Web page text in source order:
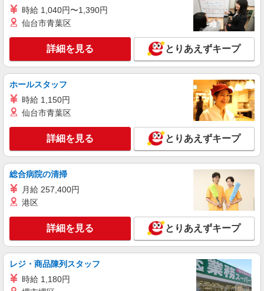
ソフトバンク販売契約社員【佐倉市エリア】
月給 279,340円 〜 279,340円 試用期間なし ※
経験・能力による 【試用期間】時給 0 円 〜 0 円
■ソフトバンク販売契約社員【佐倉市エリア】
千葉県佐倉市
キープ 詳細を見る
ワイモバイル佐倉臼井店
【店長職】ワイモバイルショップの携帯販売ス
タッフ
月給 260,000円 〜 322,000円 試用期間あり 6
ヶ月 月給25万円以上 ※経験・能力による 【試用
■ワイモバイル佐倉臼井店 千葉県佐倉市王子台
キープ 詳細を見る
正社員
ワイモバイル佐倉臼井店
時給 1,040円〜1,390円
仙台市青葉区
詳細を見る とりあえずキープ
ホールスタッフ
時給 1,150円
仙台市青葉区
詳細を見る とりあえずキープ
総合病院の清掃
月給 257,400円
港区
詳細を見る とりあえずキープ
レジ・商品陳列スタッフ
時給 1,180円